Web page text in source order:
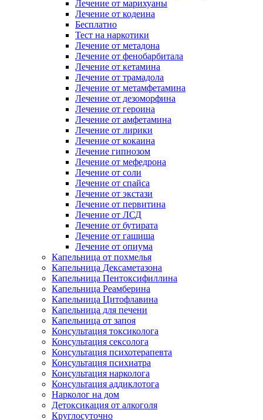
Лечение от марихуаны
Лечение от кодеина
Бесплатно
Тест на наркотики
Лечение от метадона
Лечение от фенобарбитала
Лечение от кетамина
Лечение от трамадола
Лечение от метамфетамина
Лечение от дезоморфина
Лечение от героина
Лечение от амфетамина
Лечение от лирики
Лечение от кокаина
Лечение гипнозом
Лечение от мефедрона
Лечение от соли
Лечение от спайса
Лечение от экстази
Лечение от первитина
Лечение от ЛСД
Лечение от бутирата
Лечение от гашиша
Лечение от опиума
Капельница от похмелья
Капельница Дексаметазона
Капельница Пентоксифиллина
Капельница Реамберина
Капельница Цитофлавина
Капельница для печени
Капельница от запоя
Консультация токсиколога
Консультация сексолога
Консультация психотерапевта
Консультация психиатра
Консультация нарколога
Консультация аддиклотога
Нарколог на дом
Детоксикация от алкоголя
Круглосуточно